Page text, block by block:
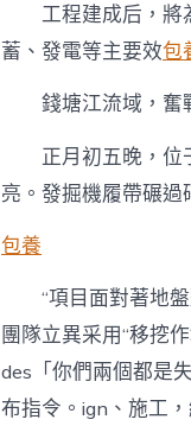
工程建成后，將
蓄、發電等主要效包
錢塘江流域，奮
正月初五晚，
亮。發掘機履帶碾過
包養
“項目面對著地
團隊立異采用“移挖
des「你們兩個都是
布指令。ign、施工